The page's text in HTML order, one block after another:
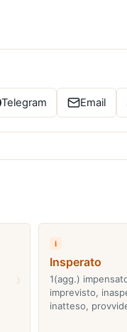
Telegram Email
i
Insperato
1(agg.)
imprevisto,
inatteso,